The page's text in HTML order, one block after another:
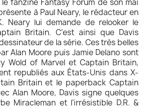
fanzine Fantasy Forum de son mai
à Paul Neary, le rédacteur en
Neary lui demande de relooker le
Britain. C'est ainsi que Davis
de la série. Ces très belles
Alan Moore puis Jamie Delano sont
Wold of Marvel et Captain Britain,
republiés aux États-Unis dans X-
Britain et le paperback Captain
Alan Moore, Davis signe quelques
Miracleman et l'irrésistible D.R. &